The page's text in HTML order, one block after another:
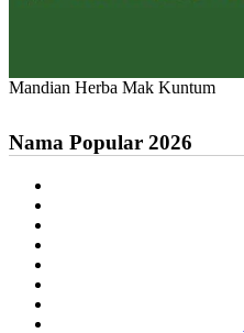
Mandian Herba Mak Kuntum
Nama Popular 2026